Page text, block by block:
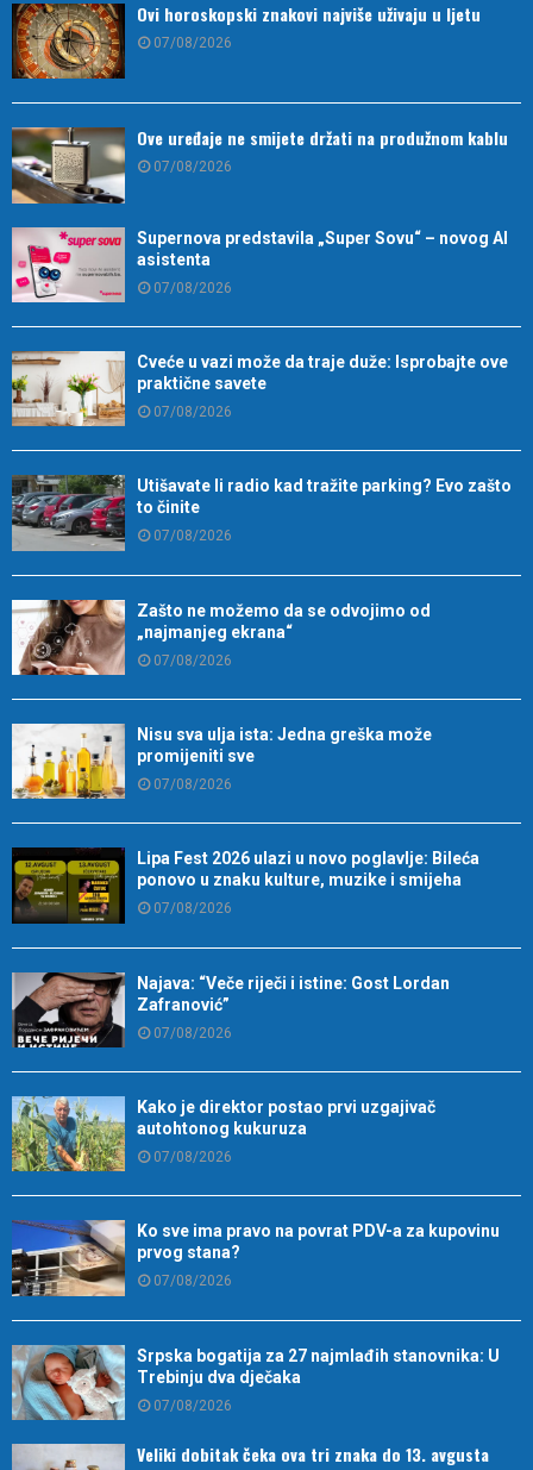
Ovi horoskopski znakovi najviše uživaju u ljetu
07/08/2026
Ove uređaje ne smijete držati na produžnom kablu
07/08/2026
Supernova predstavila „Super Sovu“ – novog AI
asistenta
07/08/2026
Cveće u vazi može da traje duže: Isprobajte ove
praktične savete
07/08/2026
Utišavate li radio kad tražite parking? Evo zašto
to činite
07/08/2026
Zašto ne možemo da se odvojimo od
„najmanjeg ekrana“
07/08/2026
Nisu sva ulja ista: Jedna greška može
promijeniti sve
07/08/2026
Lipa Fest 2026 ulazi u novo poglavlje: Bileća
ponovo u znaku kulture, muzike i smijeha
07/08/2026
Najava: “Veče riječi i istine: Gost Lordan
Zafranović”
07/08/2026
Kako je direktor postao prvi uzgajivač
autohtonog kukuruza
07/08/2026
Ko sve ima pravo na povrat PDV-a za kupovinu
prvog stana?
07/08/2026
Srpska bogatija za 27 najmlađih stanovnika: U
Trebinju dva dječaka
07/08/2026
Veliki dobitak čeka ova tri znaka do 13. avgusta